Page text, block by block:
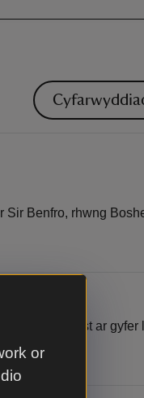
or
Sir Benfro, rhwng
Cod post ar